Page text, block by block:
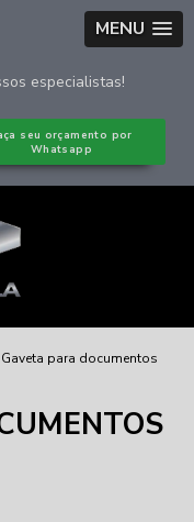
MENU
especialistas!
seu orçamento por
Whatsapp
Gaveta para documentos